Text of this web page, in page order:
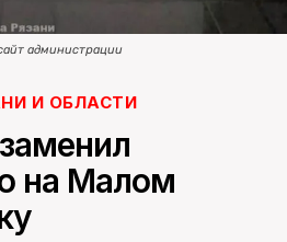
администрации
И ОБЛАСТИ
на Малом